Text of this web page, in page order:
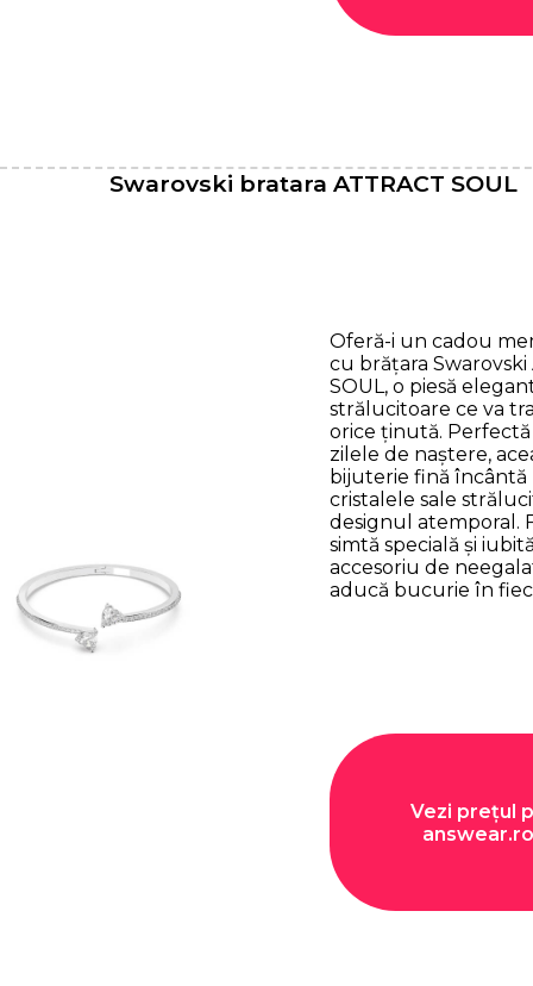
Swarovski bratara ATTRACT SOUL
Oferă-i un cadou
cu brățara Swarovski
SOUL, o piesă
strălucitoare ce va
orice ținută.
zilele de naștere,
bijuterie fină încântă
cristalele sale
designul atemporal.
simtă specială și
accesoriu de
aducă bucurie în
Vezi prețul